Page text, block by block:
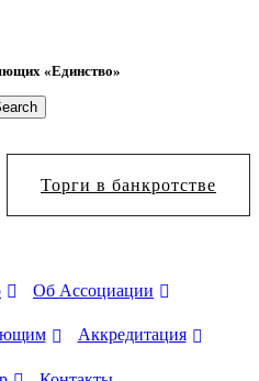
«Единство»
Торги в банкротстве
Об Ассоциации
Аккредитация